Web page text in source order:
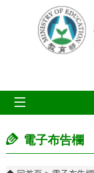
跳到主要內容區塊
電子布告欄